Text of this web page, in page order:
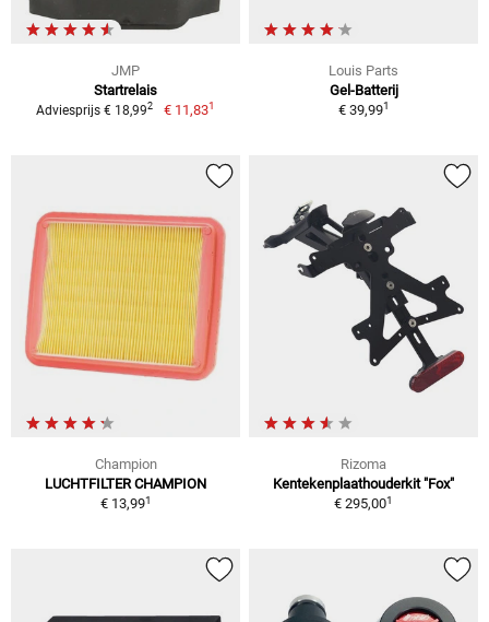
JMP
Startrelais
Adviesprijs € 18,992 € 11,831
Louis Parts
Gel-Batterij
€ 39,991
Champion
LUCHTFILTER CHAMPION
€ 13,991
Rizoma
Kentekenplaathouderkit "Fox"
€ 295,001